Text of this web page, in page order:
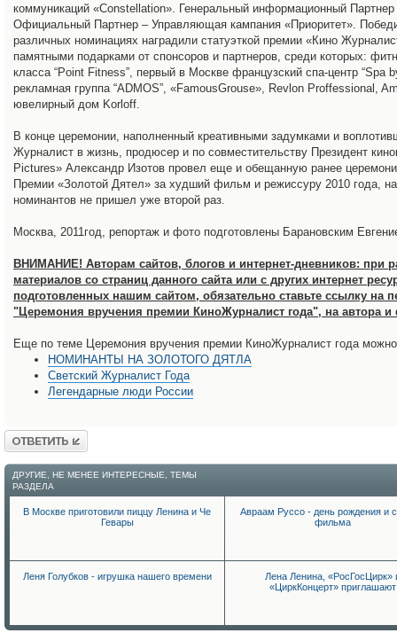
коммуникаций «Constellation». Генеральный информационный
Официальный Партнер – Управляющая кампания «Приоритет».
различных номинациях наградили статуэткой премии «Кино
памятными подарками от спонсоров и партнеров, среди которых:
класса “Point Fitness”, первый в Москве французский спа-центр “Spa
рекламная группа “ADMOS”, «FamousGrouse», Revlon Proffessional,
ювелирный дом Korloff.
В конце церемонии, наполненный креативными задумками и
Журналист в жизнь, продюсер и по совместительству Президент
Pictures» Александр Изотов провел еще и обещанную ранее
Премии «Золотой Дятел» за худший фильм и режиссуру 2010 года, на
номинантов не пришел уже второй раз.
Москва, 2011год, репортаж и фото подготовлены Барановским
ВНИМАНИЕ! Авторам сайтов, блогов и интернет-дневников: при
материалов со страниц данного сайта или с других интернет
подготовленных нашим сайтом, обязательно ставьте ссылку на
"Церемония вручения премии КиноЖурналист года", на автора и
Еще по теме Церемония вручения премии КиноЖурналист года
НОМИНАНТЫ НА ЗОЛОТОГО ДЯТЛА
Светский Журналист Года
Легендарные люди России
Ответить
ДРУГИЕ, НЕ МЕНЕЕ ИНТЕРЕСНЫЕ, ТЕМЫ
РАЗДЕЛА
В Москве приготовили пиццу Ленина и Че
Гевары
Авраам Руссо - день рождения и
фильма
Леня Голубков - игрушка нашего времени
Лена Ленина, «РосГосЦирк»
«ЦиркКонцерт» приглашают